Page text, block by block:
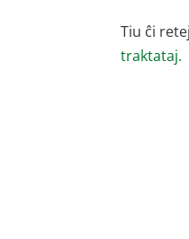
Tiu ĉi
traktataj.